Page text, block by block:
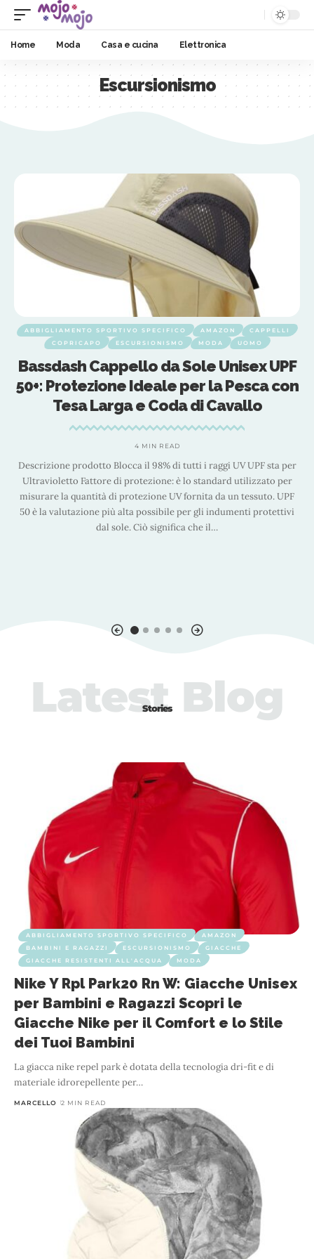
Home Moda Casa e cucina Elettronica
Escursionismo
SPECIFICO AMAZON
CAPPELLI
MODA UOMO
da Sole Unisex UPF
Ideale per la Pesca con
e Coda di Cavallo
il 98% di tutti i raggi UV UPF sta per
è lo standard utilizzato per
UV fornita da un tessuto. UPF
possibile per gli indumenti protettivi
…
ABBIGLIAMENTO
Mooklin Guanti
Sportivi
Sportivo per
Snowboard per
materiali avanzati e
Stories
Latest Blog
ABBIGLIAMENTO SPORTIVO SPECIFICO
AMAZON
BAMBINI E RAGAZZI
ESCURSIONISMO
GIACCHE
GIACCHE RESISTENTI ALL'ACQUA
MODA
Nike Y Rpl Park20 Rn W: Giacche Unisex
per Bambini e Ragazzi Scopri le
Giacche Nike per il Comfort e lo Stile
dei Tuoi Bambini
La giacca nike repel park è dotata della tecnologia dri-fit e di
materiale idrorepellente per…
MARCELLO 2 MIN READ